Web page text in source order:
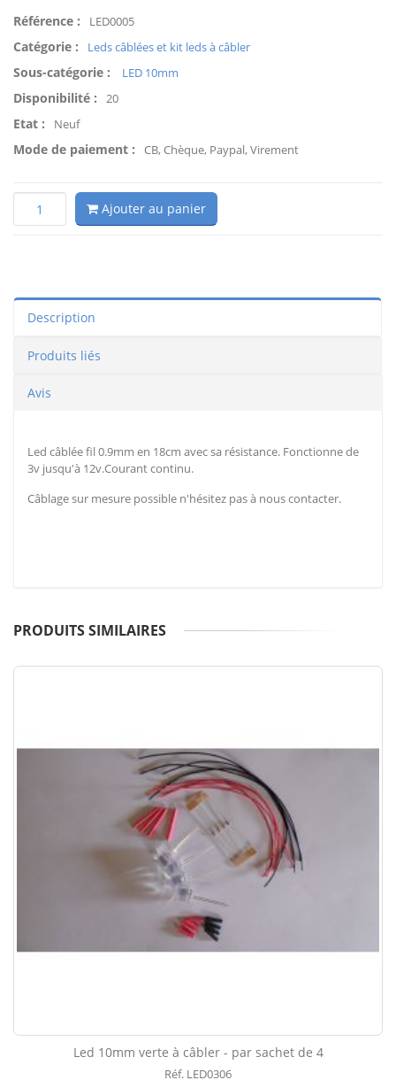
Référence : LED0005
Catégorie : Leds câblées et kit leds à câbler
Sous-catégorie : LED 10mm
Disponibilité : 20
Etat : Neuf
Mode de paiement : CB, Chèque, Paypal, Virement
Ajouter au panier
Description
Produits liés
Avis
Led câblée fil 0.9mm en 18cm avec sa résistance. Fonctionne de
3v jusqu'à 12v.Courant continu.
Câblage sur mesure possible n'hésitez pas à nous contacter.
PRODUITS SIMILAIRES
Led 10mm verte à câbler - par sachet de 4
Réf. LED0306